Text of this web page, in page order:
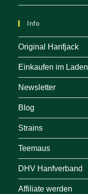
Info
Original Hanfjack
Einkaufen im Laden
Newsletter
Blog
Strains
Teemaus
DHV Hanfverband
Affiliate werden